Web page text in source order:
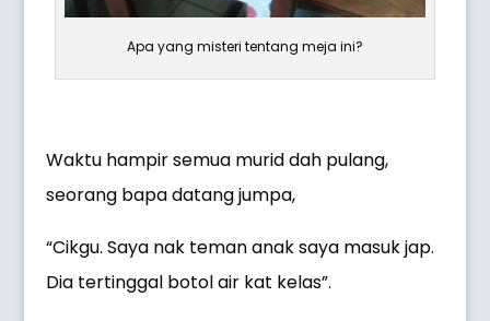
Apa yang misteri tentang meja ini?
Waktu hampir semua murid dah pulang,
seorang bapa datang jumpa,
“Cikgu. Saya nak teman anak saya masuk jap.
Dia tertinggal botol air kat kelas”.